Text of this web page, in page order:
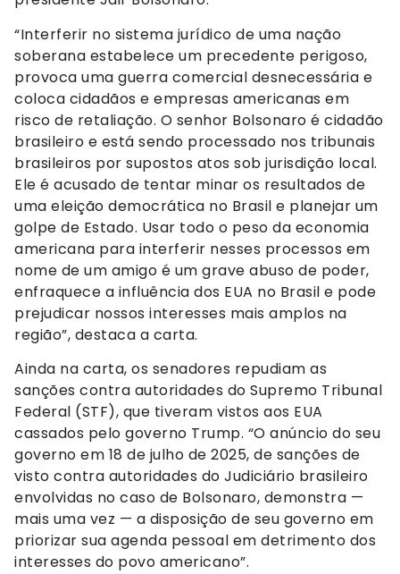
“Interferir no sistema jurídico de uma nação
soberana estabelece um precedente perigoso,
provoca uma guerra comercial desnecessária e
coloca cidadãos e empresas americanas em
risco de retaliação. O senhor Bolsonaro é cidadão
brasileiro e está sendo processado nos tribunais
brasileiros por supostos atos sob jurisdição local.
Ele é acusado de tentar minar os resultados de
uma eleição democrática no Brasil e planejar um
golpe de Estado. Usar todo o peso da economia
americana para interferir nesses processos em
nome de um amigo é um grave abuso de poder,
enfraquece a influência dos EUA no Brasil e pode
prejudicar nossos interesses mais amplos na
região”, destaca a carta.
Ainda na carta, os senadores repudiam as
sanções contra autoridades do Supremo Tribunal
Federal (STF), que tiveram vistos aos EUA
cassados pelo governo Trump. “O anúncio do seu
governo em 18 de julho de 2025, de sanções de
visto contra autoridades do Judiciário brasileiro
envolvidas no caso de Bolsonaro, demonstra —
mais uma vez — a disposição de seu governo em
priorizar sua agenda pessoal em detrimento dos
interesses do povo americano”.